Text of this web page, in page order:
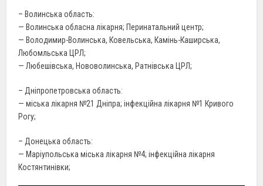
– Волинська область:
— Волинська обласна лікарня; Перинатальний центр;
— Володимир-Волинська, Ковельська, Камінь-Каширська,
Любомльська ЦРЛ;
— Любешівська, Нововолинська, Ратнівська ЦРЛ;
– Дніпропетровська область:
— міська лікарня №21 Дніпра; інфекційна лікарня №1 Кривого
Рогу;
– Донецька область:
— Маріупольська міська лікарня №4; інфекційна лікарня
Костянтинівки;